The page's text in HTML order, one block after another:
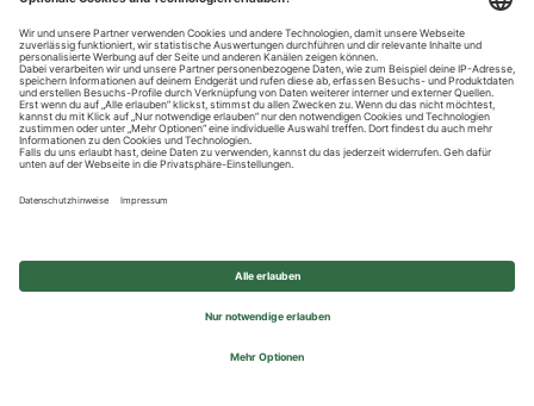
Datenschutzhinweise
Impressum
Privatsphäre-Einstellungen
© 2026 REWE Group - All rights reserved